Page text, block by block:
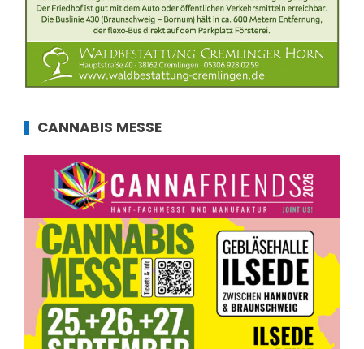
CANNABIS MESSE